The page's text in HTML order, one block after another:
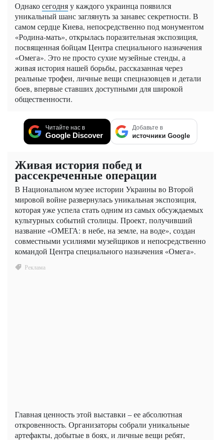
Однакосегодняу каждого украинца появился
уникальный шанс заглянуть за занавес секретности. В
самом сердце Киева, непосредственно под монументом
«Родина-мать», открылась поразительная экспозиция,
посвященная бойцам Центра специального назначения
«Омега». Это не просто сухие музейные стенды, а
живая история нашей борьбы, рассказанная через
реальные трофеи, личные вещи спецназовцев и детали
боев, впервые ставших доступными для широкой
общественности.
Читайте нас в
Google Discover
Добавьте в
источники Google
Живая история побед и
рассекреченные операции
В Национальном музее истории Украины во Второй
мировой войне развернулась уникальная экспозиция,
которая уже успела стать одним из самых обсуждаемых
культурных событий столицы. Проект, получивший
название «ОМЕГА: в небе, на земле, на воде», создан
совместными усилиями музейщиков и непосредственно
командой Центра специального назначения «Омега».
Главная ценность этой выставки – ее абсолютная
откровенность. Организаторы собрали уникальные
артефакты, добытые в боях, и личные вещи ребят,